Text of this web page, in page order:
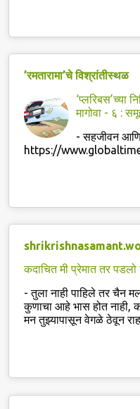
’रमतारामा’चे विश्रांतीस्थळ
‘प्लरिबस’च्या
मागोवा - ६ :
-सहजीवन आणि
https://
कदाचित मी प्रेमात तर पडलो
-तुला नाही पाहिले तर चैन
कुणाचा आहे भास होत नाही,
मन तुझ्यापासून वेगळे ठेवून